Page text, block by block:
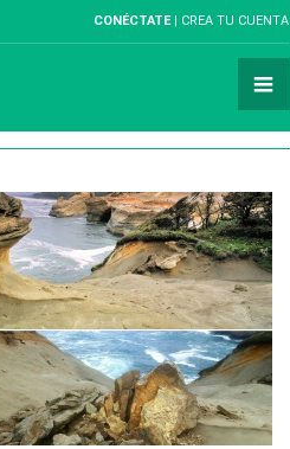
CONÉCTATE CREA TU CUENTA